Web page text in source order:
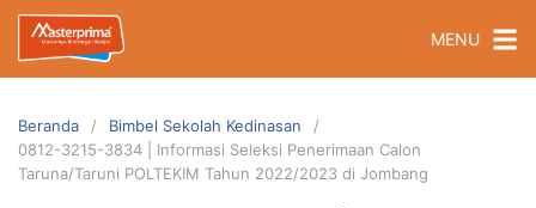
Langsung
konten
MENU
Beranda
Bimbel Sekolah Kedinasan
0812-3215-3834 | Informasi Seleksi Penerimaan Calon
Taruna/Taruni POLTEKIM Tahun 2022/2023 di Jombang